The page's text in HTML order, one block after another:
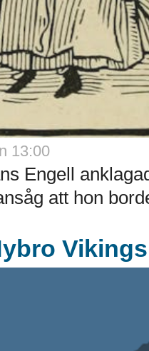
13:00
Engell
att hon